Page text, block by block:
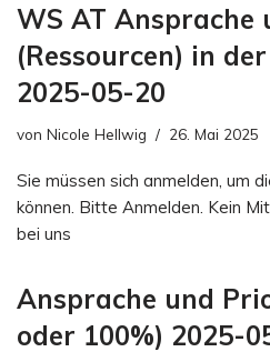
WS AT Ansprache
(Ressourcen) in
2025-05-20
von Nicole Hellwig 26. Mai 2025
Sie müssen sich anmelden, um
können. Bitte Anmelden. Kein
bei uns
Ansprache und
oder 100%) 2025-